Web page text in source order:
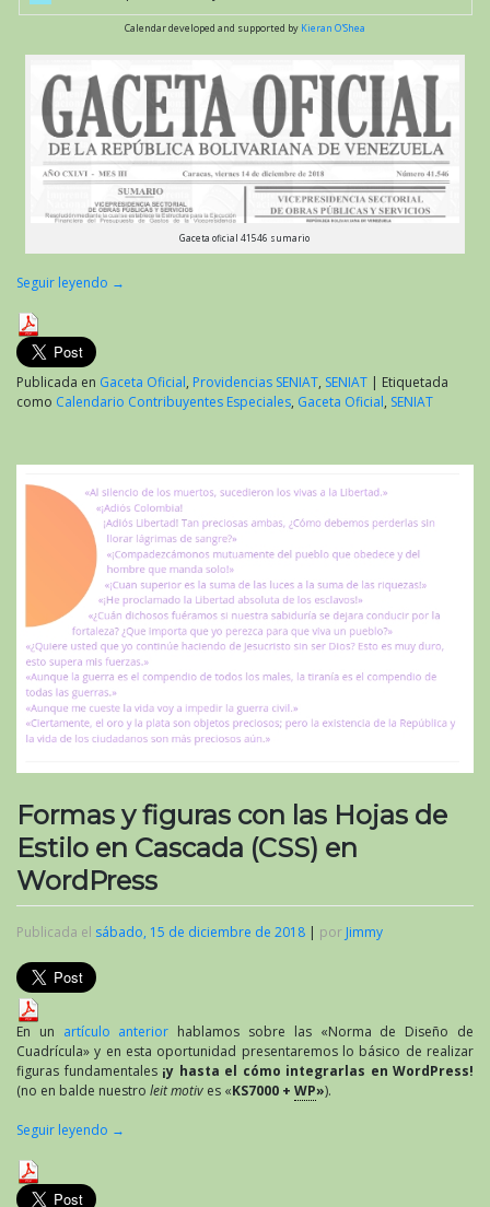
Calendar developed and supported by Kieran O'Shea
Gaceta oficial 41546 sumario
Seguir leyendo →
Publicada en Gaceta Oficial, Providencias SENIAT, SENIAT | Etiquetada
como Calendario Contribuyentes Especiales, Gaceta Oficial, SENIAT
Formas y figuras con las Hojas de
Estilo en Cascada (CSS) en
WordPress
Publicada el sábado, 15 de diciembre de 2018 | por Jimmy
En un artículo anterior hablamos sobre las «Norma de Diseño de
Cuadrícula» y en esta oportunidad presentaremos lo básico de realizar
figuras fundamentales ¡y hasta el cómo integrarlas en WordPress!
(no en balde nuestro leit motiv es «KS7000 + WP»).
Seguir leyendo →